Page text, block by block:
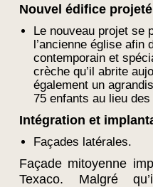
Nouvel édifice projeté
Le nouveau projet se
l’ancienne église afin
contemporain et
crèche qu’il abrite
également un
75 enfants au lieu
Intégration et
Façades latérales.
Façade mitoyenne
Texaco. Malgré